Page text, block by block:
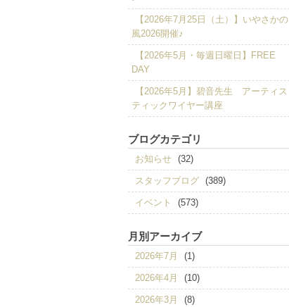
【2026年7月25日（土）】いやさかの
風2026開催♪
【2026年5月・毎週日曜日】FREE
DAY
【2026年5月】碧音先生 アーティス
ティックワイヤー講座
ブログカテゴリ
お知らせ (32)
スタッフブログ (389)
イベント (573)
月別アーカイブ
2026年7月 (1)
2026年4月 (10)
2026年3月 (8)